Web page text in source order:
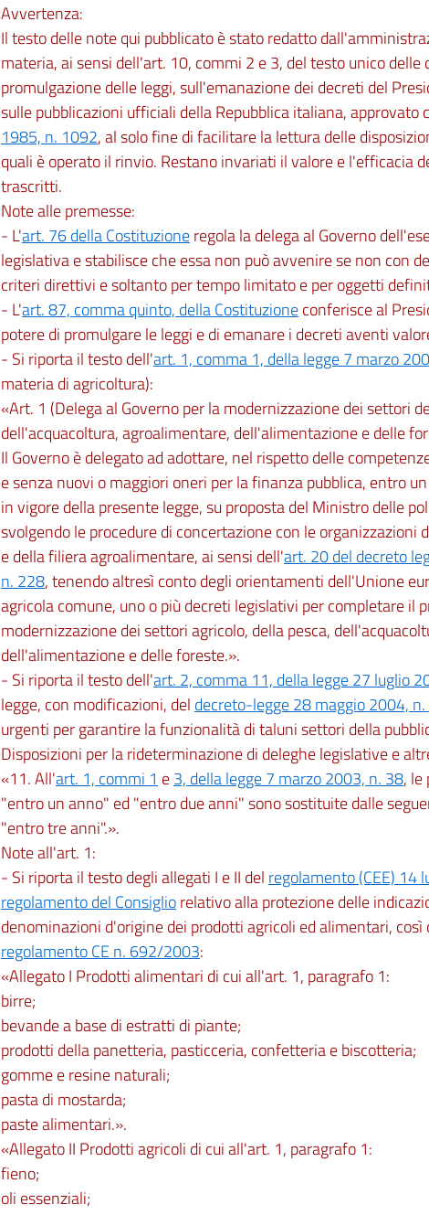
Avvertenza:
Il testo delle note qui pubblicato è stato redatto
materia, ai sensi dell'art. 10, commi 2 e 3, del testo unico delle
promulgazione delle leggi, sull'emanazione dei decreti del
sulle pubblicazioni ufficiali della Repubblica italiana, approvato
1985, n. 1092, al solo fine di facilitare la lettura delle
quali è operato il rinvio. Restano invariati il valore e l'efficacia
trascritti.
Note alle premesse:
- L'art. 76 della Costituzioneregola la delega al Governo
legislativa e stabilisce che essa non può avvenire se non con
criteri direttivi e soltanto per tempo limitato e per oggetti
- L'art. 87, comma quinto, della Costituzioneconferisce al
potere di promulgare le leggi e di emanare i decreti aventi
- Si riporta il testo dell'art. 1, comma 1, della legge 7 marzo
materia di agricoltura):
«Art. 1 (Delega al Governo per la modernizzazione dei settori
dell'acquacoltura, agroalimentare, dell'alimentazione e delle
Il Governo è delegato ad adottare, nel rispetto delle
e senza nuovi o maggiori oneri per la finanza pubblica, entro
in vigore della presente legge, su proposta del Ministro delle
svolgendo le procedure di concertazione con le organizzazioni
e della filiera agroalimentare, ai sensi dell'art. 20 del decreto
n. 228, tenendo altresì conto degli orientamenti dell'Unione
agricola comune, uno o più decreti legislativi per completare il
modernizzazione dei settori agricolo, della pesca,
dell'alimentazione e delle foreste.».
- Si riporta il testo dell'art. 2, comma 11, della legge 27 luglio
legge, con modificazioni, del decreto-legge 28 maggio 2004,
urgenti per garantire la funzionalità di taluni settori della
Disposizioni per la rideterminazione di deleghe legislative e
«11. All'art. 1, commi 1 e3, della legge 7 marzo 2003, n. 38,
"entro un anno" ed "entro due anni" sono sostituite dalle
"entro tre anni".».
Note all'art. 1:
- Si riporta il testo degli allegati I e II del regolamento (CEE) 14
regolamento del Consigliorelativo alla protezione delle
denominazioni d'origine dei prodotti agricoli ed alimentari,
regolamento CE n. 692/2003:
«Allegato I Prodotti alimentari di cui all'art. 1, paragrafo 1:
birre;
bevande a base di estratti di piante;
prodotti della panetteria, pasticceria, confetteria e biscotteria;
gomme e resine naturali;
pasta di mostarda;
paste alimentari.».
«Allegato II Prodotti agricoli di cui all'art. 1, paragrafo 1:
fieno;
oli essenziali;